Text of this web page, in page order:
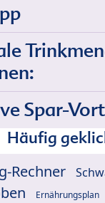
Spar-
Häufig
Rechner
Ernährungsplan